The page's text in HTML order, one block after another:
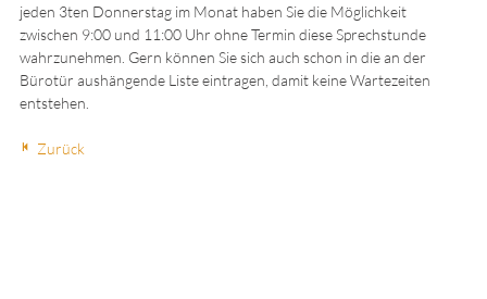
jeden 3ten Donnerstag im Monat haben Sie die Möglichkeit
zwischen 9:00 und 11:00 Uhr ohne Termin diese Sprechstunde
wahrzunehmen. Gern können Sie sich auch schon in die an der
Bürotür aushängende Liste eintragen, damit keine Wartezeiten
entstehen.
Zurück